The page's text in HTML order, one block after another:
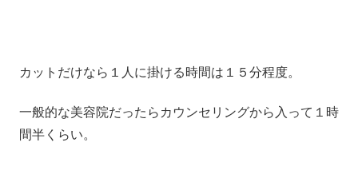
カットだけなら１人に掛ける時間は１５分程度。
一般的な美容院だったらカウンセリングから入って１時
間半くらい。